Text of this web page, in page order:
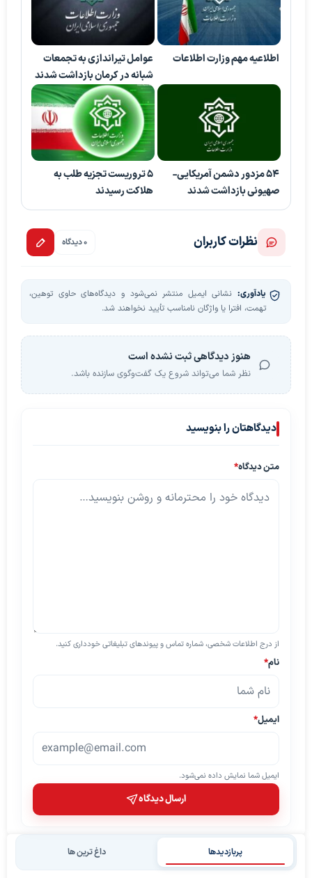
اطلاعیه مهم وزارت اطلاعات
عوامل تیراندازی به تجمعات
شبانه در کرمان بازداشت شدند
۵۴ مزدور دشمن آمریکایی-
صهیونی بازداشت شدند
5 تروریست تجزیه طلب به
هلاکت رسیدند
نظرات کاربران 0 دیدگاه
یادآوری: نشانی ایمیل منتشر نمی‌شود و دیدگاه‌های حاوی توهین،
تهمت، افترا یا واژگان نامناسب تأیید نخواهند شد.
هنوز دیدگاهی ثبت نشده است
نظر شما می‌تواند شروع یک گفت‌وگوی سازنده باشد.
دیدگاهتان را بنویسید
متن دیدگاه*
از درج اطلاعات شخصی، شماره تماس و پیوندهای تبلیغاتی خودداری کنید.
نام*
ایمیل*
ایمیل شما نمایش داده نمی‌شود.
ارسال دیدگاه
پربازدیدها داغ ترین ها